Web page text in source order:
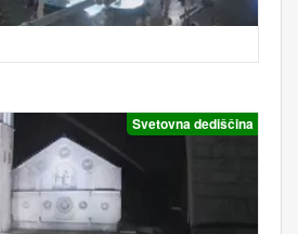
Svetovna dediščina